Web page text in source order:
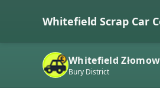
Whitefield Scrap Car
Whitefield
Bury District